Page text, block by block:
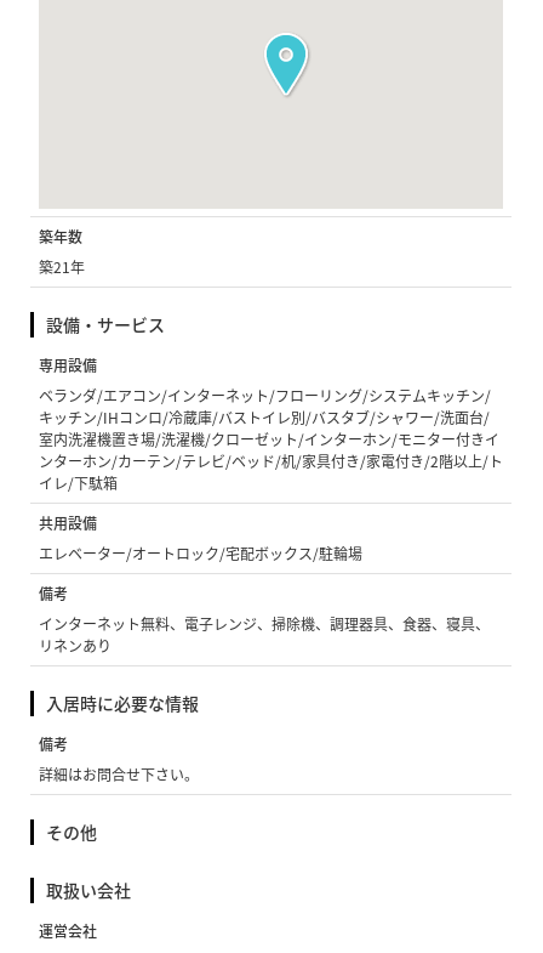
築年数
築21年
設備・サービス
専用設備
ベランダ/エアコン/インターネット/フローリング/システムキッチン/
キッチン/IHコンロ/冷蔵庫/バストイレ別/バスタブ/シャワー/洗面台/
室内洗濯機置き場/洗濯機/クローゼット/インターホン/モニター付きイ
ンターホン/カーテン/テレビ/ベッド/机/家具付き/家電付き/2階以上/ト
イレ/下駄箱
共用設備
エレベーター/オートロック/宅配ボックス/駐輪場
備考
インターネット無料、電子レンジ、掃除機、調理器具、食器、寝具、
リネンあり
入居時に必要な情報
備考
詳細はお問合せ下さい。
その他
取扱い会社
運営会社